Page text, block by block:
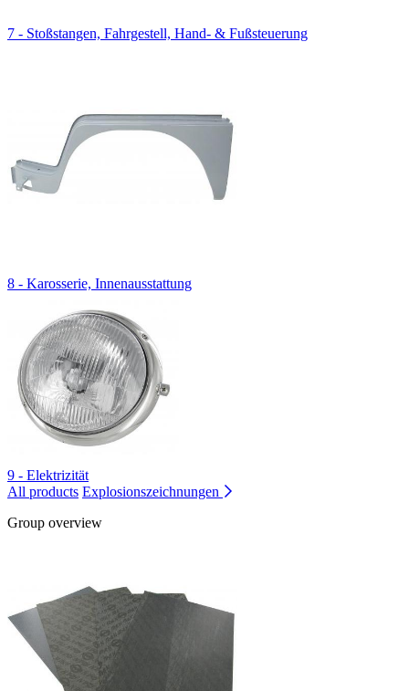
7 - Stoßstangen, Fahrgestell, Hand- & Fußsteuerung
8 - Karosserie, Innenausstattung
9 - Elektrizität
All products Explosionszeichnungen
Group overview